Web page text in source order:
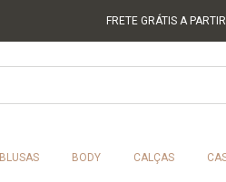
FRETE GRÁTIS A PARTIR DE R$
BLUSAS BODY CALÇAS